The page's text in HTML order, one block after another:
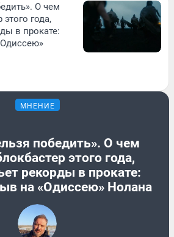
О чем
года,
в прокате:
МНЕНИЕ
победить». О чем
этого года,
рекорды в прокате:
на «Одиссею» Нолана